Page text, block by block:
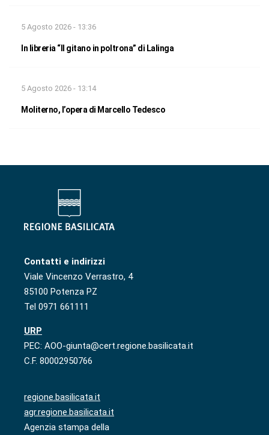
5 Agosto 2026 - 13:36
In libreria “Il gitano in poltrona” di Lalinga
5 Agosto 2026 - 13:14
Moliterno, l’opera di Marcello Tedesco
Contatti e indirizzi
Viale Vincenzo Verrastro, 4
85100 Potenza PZ
Tel 0971 661111
URP
PEC: AOO-giunta@cert.regione.basilicata.it
C.F. 80002950766
regione.basilicata.it
agr.regione.basilicata.it
Agenzia stampa della